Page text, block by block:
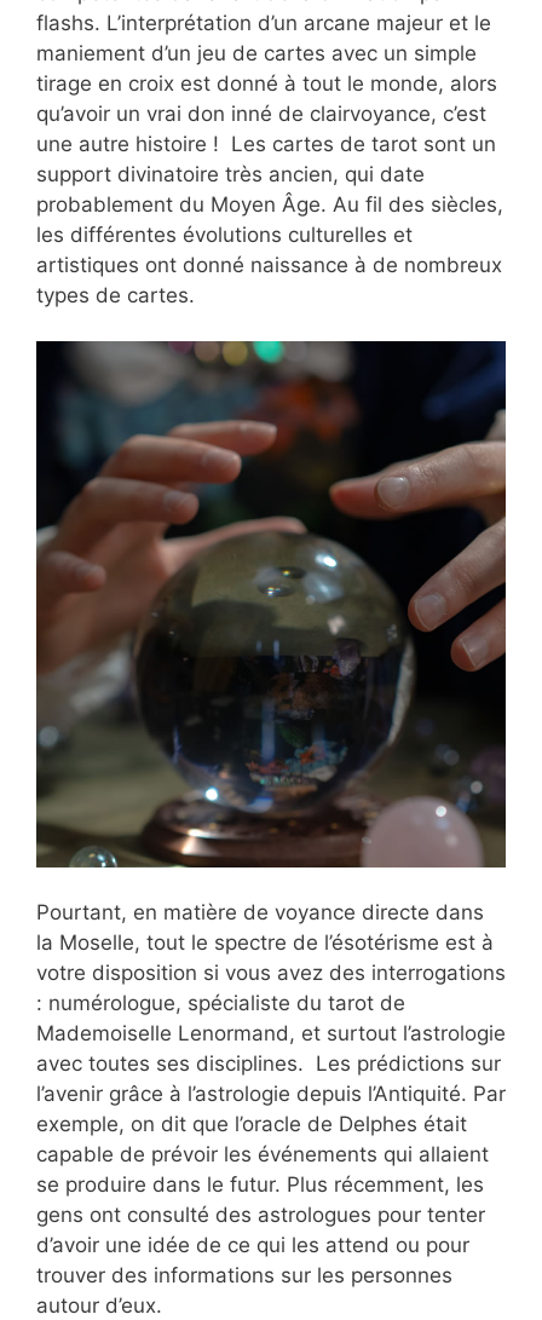
flashs. L’interprétation d’un arcane majeur et le
maniement d’un jeu de cartes avec un simple
tirage en croix est donné à tout le monde, alors
qu’avoir un vrai don inné de clairvoyance, c’est
une autre histoire ! Les cartes de tarot sont un
support divinatoire très ancien, qui date
probablement du Moyen Âge. Au fil des siècles,
les différentes évolutions culturelles et
artistiques ont donné naissance à de nombreux
types de cartes.
Pourtant, en matière de voyance directe dans
la Moselle, tout le spectre de l’ésotérisme est à
votre disposition si vous avez des interrogations
: numérologue, spécialiste du tarot de
Mademoiselle Lenormand, et surtout l’astrologie
avec toutes ses disciplines. Les prédictions sur
l’avenir grâce à l’astrologie depuis l’Antiquité. Par
exemple, on dit que l’oracle de Delphes était
capable de prévoir les événements qui allaient
se produire dans le futur. Plus récemment, les
gens ont consulté des astrologues pour tenter
d’avoir une idée de ce qui les attend ou pour
trouver des informations sur les personnes
autour d’eux.